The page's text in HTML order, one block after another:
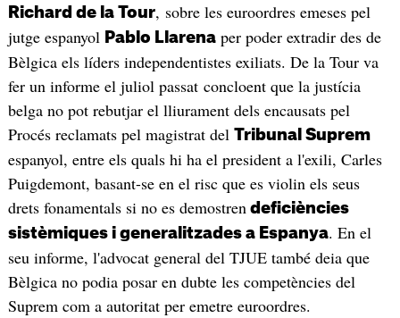
Richard de la Tour, sobre les euroordres emeses pel
jutge espanyol Pablo Llarenaper poder extradir des de
Bèlgica els líders independentistes exiliats. De la Tour va
fer un informe el juliol passat concloent que la justícia
belga no pot rebutjar el lliurament dels encausats pel
Procés reclamats pel magistrat del Tribunal Suprem
espanyol, entre els quals hi ha el president a l'exili, Carles
Puigdemont, basant-se en el risc que es violin els seus
drets fonamentals si no es demostren deficiències
sistèmiques i generalitzades a Espanya. En el
seu informe, l'advocat general del TJUE també deia que
Bèlgica no podia posar en dubte les competències del
Suprem com a autoritat per emetre euroordres.